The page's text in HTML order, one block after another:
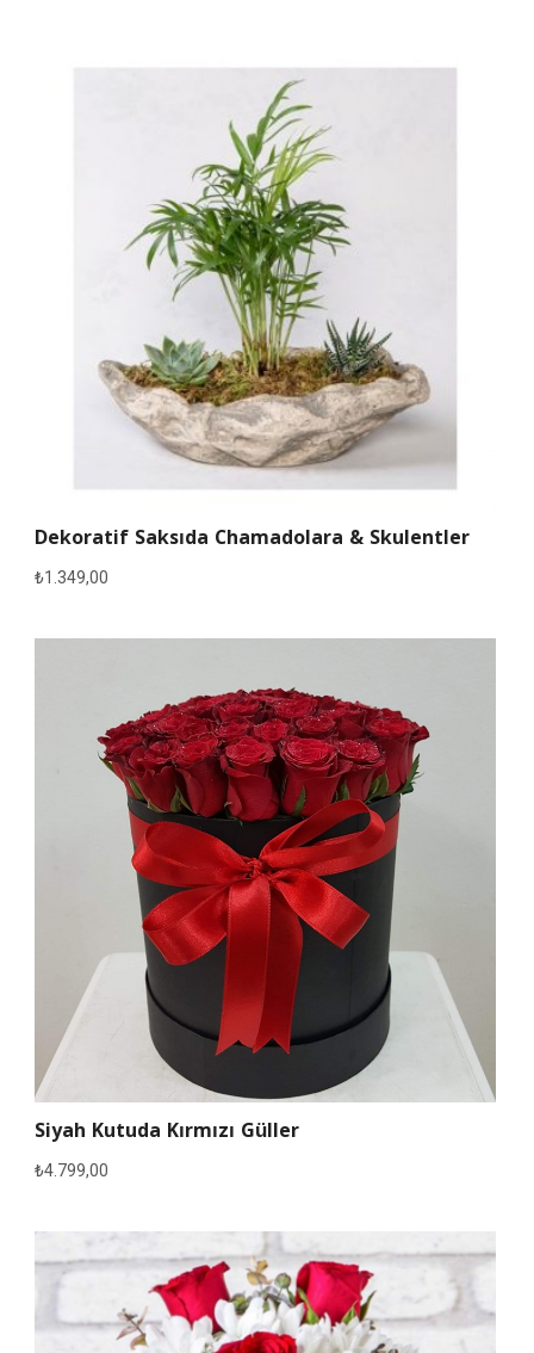
Dekoratif Saksıda Chamadolara & Skulentler
₺1.349,00
Siyah Kutuda Kırmızı Güller
₺4.799,00